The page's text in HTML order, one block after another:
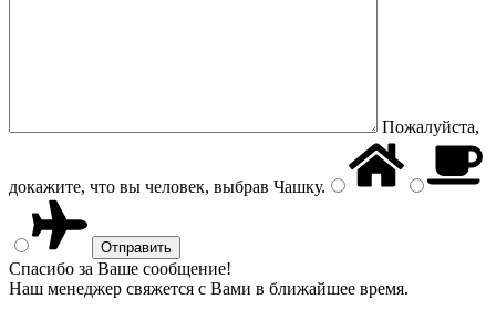
Пожалуйста,
докажите, что вы человек, выбрав Чашку.
Спасибо за Ваше сообщение!
Наш менеджер свяжется с Вами в ближайшее время.